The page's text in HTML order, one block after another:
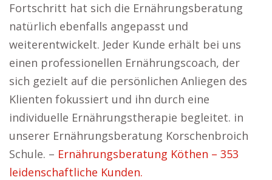
Fortschritt hat sich die Ernährungsberatung
natürlich ebenfalls angepasst und
weiterentwickelt. Jeder Kunde erhält bei uns
einen professionellen Ernährungscoach, der
sich gezielt auf die persönlichen Anliegen des
Klienten fokussiert und ihn durch eine
individuelle Ernährungstherapie begleitet. in
unserer Ernährungsberatung Korschenbroich
Schule. – Ernährungsberatung Köthen – 353
leidenschaftliche Kunden.